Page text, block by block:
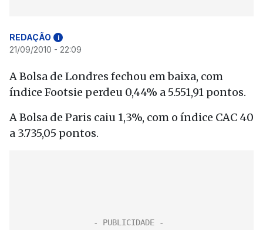
REDAÇÃO i
21/09/2010 - 22:09
A Bolsa de Londres fechou em baixa, com
índice Footsie perdeu 0,44% a 5.551,91 pontos.
A Bolsa de Paris caiu 1,3%, com o índice CAC 40
a 3.735,05 pontos.